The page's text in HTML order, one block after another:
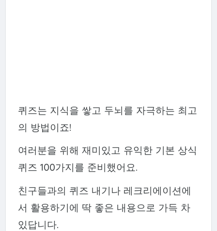
퀴즈는 지식을 쌓고 두뇌를 자극하는 최고
의 방법이죠!
여러분을 위해 재미있고 유익한 기본 상식
퀴즈 100가지를 준비했어요.
친구들과의 퀴즈 내기나 레크리에이션에
서 활용하기에 딱 좋은 내용으로 가득 차
있답니다.